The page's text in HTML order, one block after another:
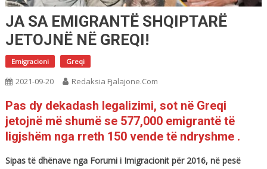
JA SA EMIGRANTË SHQIPTARË
JETOJNË NË GREQI!
Emigracioni Greqi
2021-09-20 Redaksia Fjalajone.com
Pas dy dekadash legalizimi, sot në Greqi
jetojnë më shumë se 577,000 emigrantë të
ligjshëm nga rreth 150 vende të ndryshme .
Sipas të dhënave nga Forumi i Imigracionit për 2016, në pesë